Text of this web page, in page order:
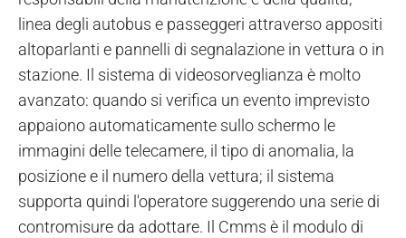
linea degli autobus e passeggeri attraverso appositi
altoparlanti e pannelli di segnalazione in vettura o in
stazione. Il sistema di videosorveglianza è molto
avanzato: quando si verifica un evento imprevisto
appaiono automaticamente sullo schermo le
immagini delle telecamere, il tipo di anomalia, la
posizione e il numero della vettura; il sistema
supporta quindi l'operatore suggerendo una serie di
contromisure da adottare. Il Cmms è il modulo di